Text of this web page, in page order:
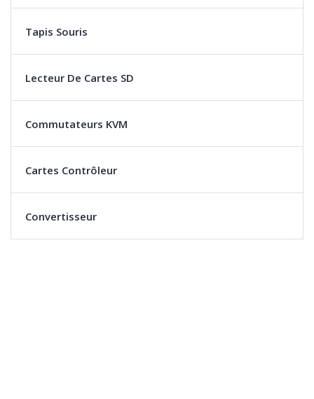
Tapis Souris
Lecteur De Cartes SD
Commutateurs KVM
Cartes Contrôleur
Convertisseur